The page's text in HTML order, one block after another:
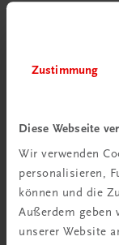
Zustimmung
Diese Webseite
Wir verwenden
personalisieren,
können und die
Außerdem geben
unserer Website
Videos
Tipps &